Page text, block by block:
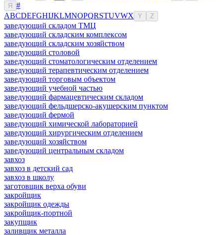
Я
#
ABCDEFGHIJKLMNOPQRSTUVWX Y Z
заведующий складом ТМЦ
заведующий складским комплексом
заведующий складским хозяйством
заведующий столовой
заведующий стоматологическим отделением
заведующий терапевтическим отделением
заведующий торговым объектом
заведующий учебной частью
заведующий фармацевтическим складом
заведующий фельдшерско-акушерским пунктом
заведующий фермой
заведующий химической лабораторией
заведующий хирургическим отделением
заведующий хозяйством
заведующий центральным складом
завхоз
завхоз в детский сад
завхоз в школу
заготовщик верха обуви
закройщик
закройщик одежды
закройщик-портной
закупщик
заливщик металла